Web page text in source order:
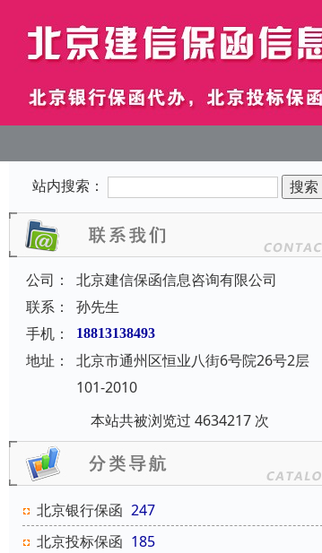
站内搜索：
公司：
北京建信保函信息咨询有限公司
联系：
孙先生
手机：
18813138493
地址：
北京市通州区恒业八街6号院26号2层
101-2010
本站共被浏览过 4634217 次
北京银行保函 247
北京投标保函 185